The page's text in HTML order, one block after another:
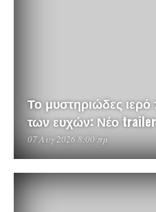
Το μυστηριώδες ιερό
των ευχών: Νέο trailer
07 Αυγ 2026 8:00 πμ